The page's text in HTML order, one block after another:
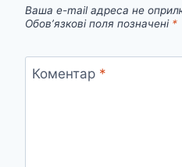
Ваша e-mail адреса не
Обов’язкові поля позначені *
Коментар *